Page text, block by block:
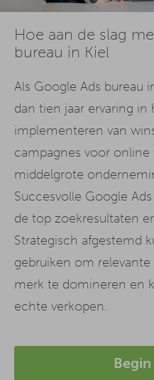
Hoe aan de slag
bureau in Kiel
Als Google Ads bureau
dan tien jaar ervaring in
implementeren van
campagnes voor online
middelgrote
Succesvolle Google
de top zoekresultaten
Strategisch afgestemd
gebruiken om
merk te domineren en
echte verkopen.